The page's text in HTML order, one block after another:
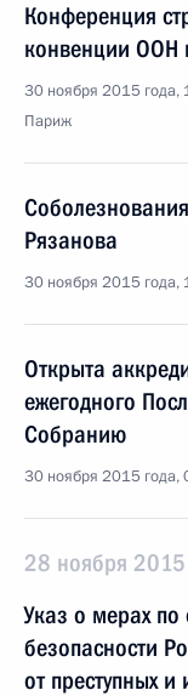
Конференция
конвенции ООН
30 ноября 2015 года,
Париж
Рязанова
30 ноября 2015 года,
Открыта
ежегодного
Собранию
30 ноября 2015 года,
28 ноября 2015
Указ о мерах
безопасности
от преступных